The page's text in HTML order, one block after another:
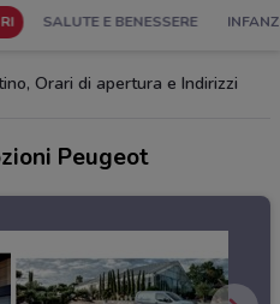
SALUTE E BENESSERE
Orari di apertura e Indirizzi
Peugeot